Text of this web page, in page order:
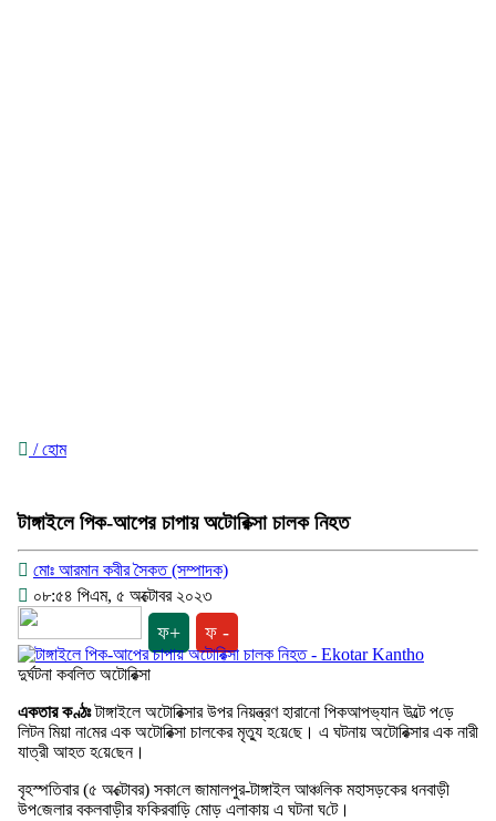
/ হোম
টাঙ্গাইলে পিক-আপের চাপায় অটোরিক্সা চা‌লক নিহত
মোঃ আরমান কবীর সৈকত (সম্পাদক)
০৮:৫৪ পিএম, ৫ অক্টোবর ২০২৩
ফ+ ফ -
দুর্ঘটনা কবলিত অটোরিক্সা
একতার কণ্ঠঃটাঙ্গাইলে অটোরিক্সার উপর নিয়ন্ত্রণ হারানো পিকআপভ‌্যান উল্টে প‌ড়ে
লিটন মিয়া না‌মের এক অটোরিক্সা চালকের মৃত্যু হ‌য়ে‌ছে। এ ঘটনায় অটোরিক্সার এক নারী
যাত্রী আহত হ‌য়ে‌ছেন।
বৃহস্প‌তিবার (৫ অ‌ক্টোবর) সকা‌লে জামালপুর-টাঙ্গাইল আঞ্চলিক মহাসড়কের ধনবাড়ী‌
উপ‌জেলার বকলবাড়ীর ফ‌কিরবা‌ড়ি মোড় এলাকায় এ ঘটনা ঘ‌টে।